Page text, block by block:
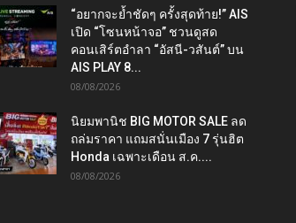
“อยากจะย้ำชัดๆ ครั้งสุดท้าย!” AIS
เปิด “โซนหน้าจอ” ชวนดูสด
คอนเสิร์ตอำลา “อัสนี-วสันต์” บน
AIS PLAY 8...
08/08/2026
นิยมพานิช BIG MOTOR SALE ลด
ถล่มราคา แถมสนั่นเมือง 7 รุ่นฮิต
Honda เฉพาะเดือน ส.ค....
08/08/2026